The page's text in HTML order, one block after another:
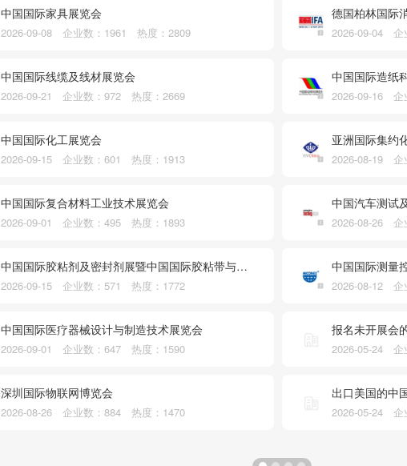
中国国际家具展览会
2026-09-08 企业数：1961 热度：2809
中国国际线缆及线材展览会
2026-09-21 企业数：972 热度：2669
中国国际化工展览会
2026-09-15 企业数：601 热度：1913
中国国际复合材料工业技术展览会
2026-09-01 企业数：495 热度：1893
中国国际胶粘剂及密封剂展暨中国国际胶粘带与标签展
2026-09-15 企业数：571 热度：1772
中国国际医疗器械设计与制造技术展览会
2026-09-01 企业数：647 热度：1590
深圳国际物联网博览会
2026-08-26 企业数：884 热度：1470
德国柏林国际
2026-09-04 企
中国国际造纸
2026-09-16 企
亚洲国际集约
2026-08-19 企
中国汽车测试
2026-08-26 企
中国国际测量
2026-08-12 企
报名未开展会
2026-05-24 企
出口美国的中
2026-05-24 企